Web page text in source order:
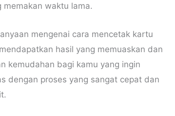
memakan waktu lama.
mengenai cara mencetak kartu
hasil yang memuaskan dan
kemudahan bagi kamu yang ingin
dengan proses yang sangat cepat dan